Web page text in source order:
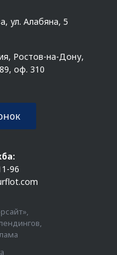
ул. Алабяна, 5
Ростов-на-Дону,
оф. 310
96